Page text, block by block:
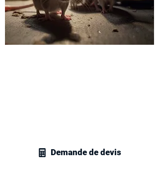
Demande de devis